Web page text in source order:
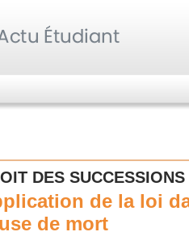
DES
de la loi
de mort